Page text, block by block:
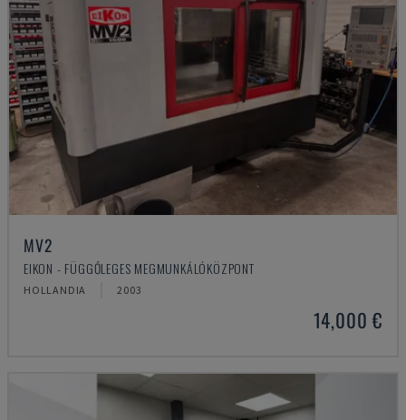
MV2
EIKON - FÜGGŐLEGES MEGMUNKÁLÓKÖZPONT
HOLLANDIA 2003
14,000 €